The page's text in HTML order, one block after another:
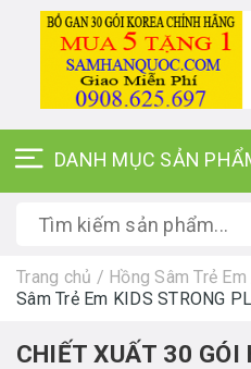
Trang chủ / Hồng Sâm Trẻ Em
Sâm Trẻ Em KIDS STRONG
CHIẾT XUẤT 30 GÓI